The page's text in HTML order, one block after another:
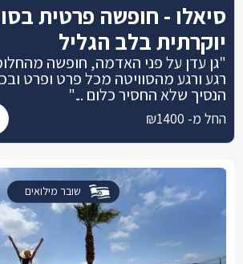
שובר מילואים
סיאלו - חופשה פרטית
יוקרתית בלב הגליל
"גן עדן על פני האדמה, חופשה
רגע ורגע מהסוויטה מכל פרט ופרט
הנסיך שלא החסיר כלום ..."
החל מ- ₪1400